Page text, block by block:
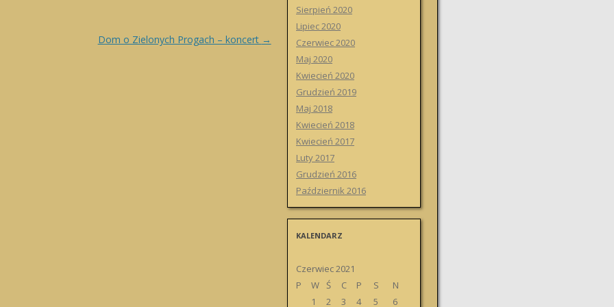
Dom o Zielonych Progach – koncert →
Sierpień 2020
Lipiec 2020
Czerwiec 2020
Maj 2020
Kwiecień 2020
Grudzień 2019
Maj 2018
Kwiecień 2018
Kwiecień 2017
Luty 2017
Grudzień 2016
Październik 2016
KALENDARZ
Czerwiec 2021
P
W Ś C P S
N
1
2 3 4 5 6